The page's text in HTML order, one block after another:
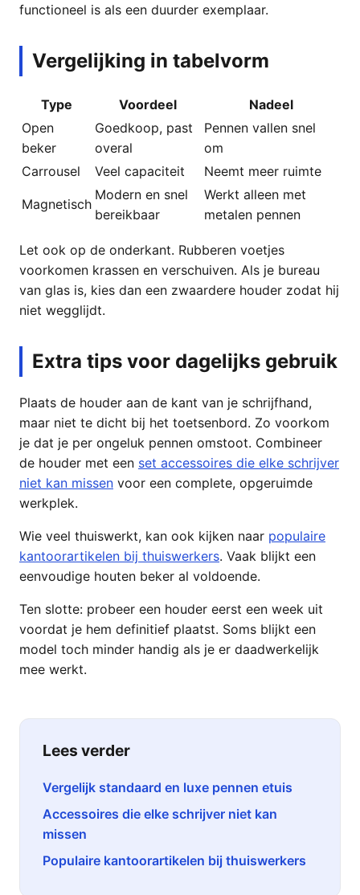
functioneel is als een duurder exemplaar.
Vergelijking in tabelvorm
Type Voordeel
Nadeel
Open
beker
Goedkoop, past
overal
Pennen vallen snel
om
Carrousel
Veel capaciteit Neemt meer ruimte
Magnetisch
Modern en snel
bereikbaar
Werkt alleen met
metalen pennen
Let ook op de onderkant. Rubberen voetjes
voorkomen krassen en verschuiven. Als je bureau
van glas is, kies dan een zwaardere houder zodat hij
niet wegglijdt.
Extra tips voor dagelijks gebruik
Plaats de houder aan de kant van je schrijfhand,
maar niet te dicht bij het toetsenbord. Zo voorkom
je dat je per ongeluk pennen omstoot. Combineer
de houder met een set accessoires die elke schrijver
niet kan missen voor een complete, opgeruimde
werkplek.
Wie veel thuiswerkt, kan ook kijken naar populaire
kantoorartikelen bij thuiswerkers. Vaak blijkt een
eenvoudige houten beker al voldoende.
Ten slotte: probeer een houder eerst een week uit
voordat je hem definitief plaatst. Soms blijkt een
model toch minder handig als je er daadwerkelijk
mee werkt.
Lees verder
Vergelijk standaard en luxe pennen etuis
Accessoires die elke schrijver niet kan
missen
Populaire kantoorartikelen bij thuiswerkers